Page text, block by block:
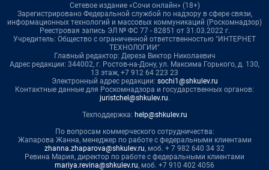
Сетевое издание «Сочи онлайн» (18+)
Зарегистрировано Федеральной службой по надзору в сфере связи,
информационных технологий и массовых коммуникаций (Роскомнадзор)
Реестровая запись ЭЛ № ФС 77 - 82851 от 31.03.2022 г.
Учредитель: Общество с ограниченной ответственностью "ИНТЕРНЕТ
ТЕХНОЛОГИИ"
Главный редактор: Дереза Виктор Николаевич
Адрес редакции: 344002, г. Ростов-на-Дону, ул. Максима Горького, д. 130,
13 этаж, +7 912 64 223 23
Электронный адрес редакции: sochi1@shkulev.ru
Контактные данные для Роскомнадзора и государственных органов:
juristchel@shkulev.ru.
Техподдержка: help@shkulev.ru
По вопросам коммерческого сотрудничества:
Жапарова Жанна, менеджер по работе с федеральными клиентами
zhanna.zhaparova@shkulev.ru, моб. + 7 982 640 34 32
Ревина Мария, директор по работе с федеральными клиентами
mariya.revina@shkulev.ru, моб. +7 910 402 4056